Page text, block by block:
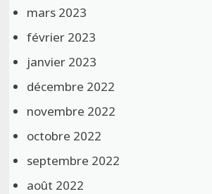
mars 2023
février 2023
janvier 2023
décembre 2022
novembre 2022
octobre 2022
septembre 2022
août 2022